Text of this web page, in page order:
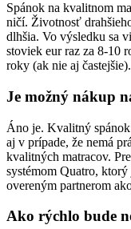
Spánok na kvalitnom
ničí. Životnosť
dlhšia. Vo výsledku sa
stoviek eur raz za 8-10
roky (ak nie aj častejšie).
Je možný nákup
Áno je. Kvalitný
aj v prípade, že nemá
kvalitných matracov.
systémom Quatro,
overeným partnerom
Ako rýchlo bude